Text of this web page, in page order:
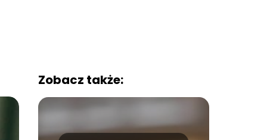
Zobacz także: